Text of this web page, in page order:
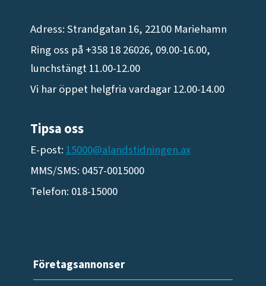
Adress: Strandgatan 16, 22100 Mariehamn
Ring oss på +358 18 26026, 09.00-16.00,
lunchstängt 11.00-12.00
Vi har öppet helgfria vardagar 12.00-14.00
Tipsa oss
E-post: 15000@alandstidningen.ax
MMS/SMS: 0457-0015000
Telefon: 018-15000
Företagsannonser